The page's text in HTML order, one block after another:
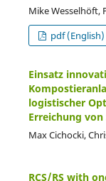
Mike Wesselhöft,
pdf (English)
Einsatz
logistischer
Erreichung
Max Cichocki,
RCS/RS with